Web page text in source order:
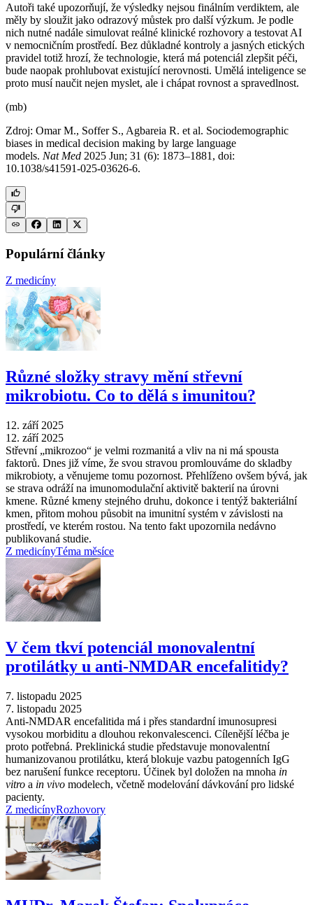
Autoři také upozorňují, že výsledky nejsou finálním verdiktem, ale
měly by sloužit jako odrazový můstek pro další výzkum. Je podle
nich nutné nadále simulovat reálné klinické rozhovory a testovat AI
v nemocničním prostředí. Bez důkladné kontroly a jasných etických
pravidel totiž hrozí, že technologie, která má potenciál zlepšit péči,
bude naopak prohlubovat existující nerovnosti. Umělá inteligence se
proto musí naučit nejen myslet, ale i chápat rovnost a spravedlnost.
(mb)
Zdroj: Omar M., Soffer S., Agbareia R. et al. Sociodemographic
biases in medical decision making by large language
models. Nat Med 2025 Jun; 31 (6): 1873–1881, doi:
10.1038/s41591-025-03626-6.
Populární články
Z medicíny
Různé složky stravy mění střevní
mikrobiotu. Co to dělá s imunitou?
12. září 2025
12. září 2025
Střevní „mikrozoo“ je velmi rozmanitá a vliv na ni má spousta
faktorů. Dnes již víme, že svou stravou promlouváme do skladby
mikrobioty, a věnujeme tomu pozornost. Přehlíženo ovšem bývá, jak
se strava odráží na imunomodulační aktivitě bakterií na úrovni
kmene. Různé kmeny stejného druhu, dokonce i tentýž bakteriální
kmen, přitom mohou působit na imunitní systém v závislosti na
prostředí, ve kterém rostou. Na tento fakt upozornila nedávno
publikovaná studie.
Z medicínyTéma měsíce
V čem tkví potenciál monovalentní
protilátky u anti-NMDAR encefalitidy?
7. listopadu 2025
7. listopadu 2025
Anti-NMDAR encefalitida má i přes standardní imunosupresi
vysokou morbiditu a dlouhou rekonvalescenci. Cílenější léčba je
proto potřebná. Preklinická studie představuje monovalentní
humanizovanou protilátku, která blokuje vazbu patogenních IgG
bez narušení funkce receptoru. Účinek byl doložen na mnoha in
vitro a in vivo modelech, včetně modelování dávkování pro lidské
pacienty.
Z medicínyRozhovory